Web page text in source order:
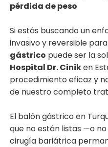
pérdida de peso
Si estás buscando un
invasivo y reversible
gástrico puede ser la
Hospital Dr. Ciniken
procedimiento eficaz y
de nuestro completo
El balón gástrico en
que no están listas —o
cirugía bariátrica